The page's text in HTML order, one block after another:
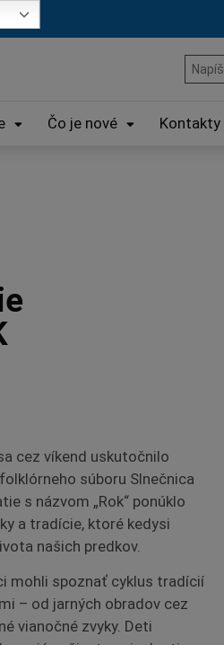
Hľadať:
Čo je nové Kontakty
cez víkend uskutočnilo
súboru Slnečnica
s názvom „Rok“ ponúklo
a tradície, ktoré kedysi
našich predkov.
mohli spoznať cyklus tradícií
– od jarných obradov cez
vianočné zvyky. Deti